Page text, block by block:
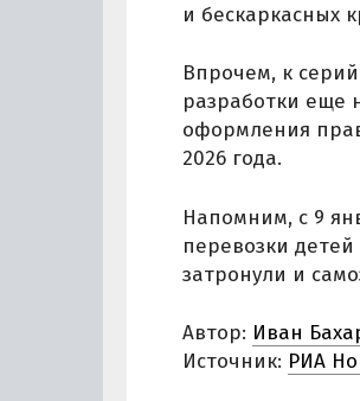
и бескаркасных
Впрочем, к
разработки еще
оформления
2026 года.
Напомним, с 9
перевозки
затронули и
Автор: Иван
Источник: РИА